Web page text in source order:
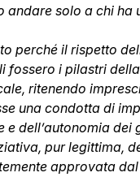
andare solo a chi ha
perché il rispetto
fossero i pilastri
ritenendo
una condotta di
e dell’autonomia
pur legittima,
approvata